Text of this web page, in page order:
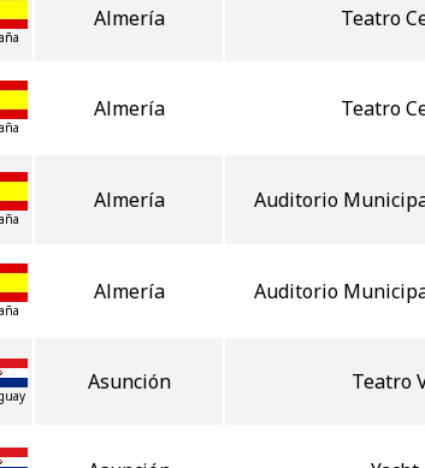
Almería Teatro
Almería Teatro
Almería Auditorio
Almería Auditorio
Asunción Teatro